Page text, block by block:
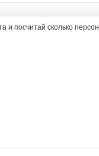
и посчитай сколько